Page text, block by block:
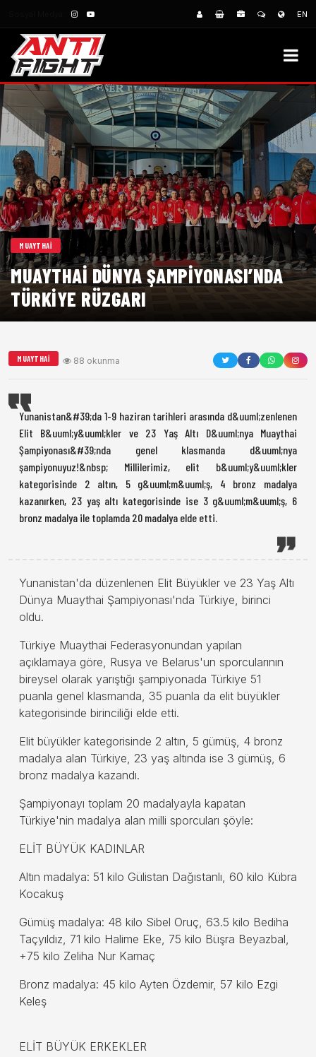
EN
MUAYTHAI
MUAYTHAI DÜNYA ŞAMPIYONASI’NDA
TÜRKIYE RÜZGARI
MUAYTHAI 88 okunma
Yunanistan&#39;da 1-9 haziran tarihleri arasında d&uuml;zenlenen
Elit B&uuml;y&uuml;kler ve 23 Yaş Altı D&uuml;nya Muaythai
Şampiyonası&#39;nda genel klasmanda d&uuml;nya
şampiyonuyuz!&nbsp; Millilerimiz, elit b&uuml;y&uuml;kler
kategorisinde 2 altın, 5 g&uuml;m&uuml;ş, 4 bronz madalya
kazanırken, 23 yaş altı kategorisinde ise 3 g&uuml;m&uuml;ş, 6
bronz madalya ile toplamda 20 madalya elde etti.
Yunanistan'da düzenlenen Elit Büyükler ve 23 Yaş Altı
Dünya Muaythai Şampiyonası'nda Türkiye, birinci
oldu.
Türkiye Muaythai Federasyonundan yapılan
açıklamaya göre, Rusya ve Belarus'un sporcularının
bireysel olarak yarıştığı şampiyonada Türkiye 51
puanla genel klasmanda, 35 puanla da elit büyükler
kategorisinde birinciliği elde etti.
Elit büyükler kategorisinde 2 altın, 5 gümüş, 4 bronz
madalya alan Türkiye, 23 yaş altında ise 3 gümüş, 6
bronz madalya kazandı.
Şampiyonayı toplam 20 madalyayla kapatan
Türkiye'nin madalya alan milli sporcuları şöyle:
ELİT BÜYÜK KADINLAR
Altın madalya: 51 kilo Gülistan Dağıstanlı, 60 kilo Kübra
Kocakuş
Gümüş madalya: 48 kilo Sibel Oruç, 63.5 kilo Bediha
Taçyıldız, 71 kilo Halime Eke, 75 kilo Büşra Beyazbal,
+75 kilo Zeliha Nur Kamaç
Bronz madalya: 45 kilo Ayten Özdemir, 57 kilo Ezgi
Keleş
ELİT BÜYÜK ERKEKLER